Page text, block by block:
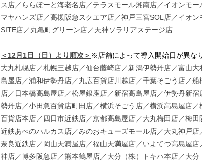
ス店／ららぽーと海老名店／テラスモール湘南店／イオンモ
マヤハンズ店／高槻阪急スクエア店／神戸三宮SOL店／イオ
SITE店／丸亀町グリーン店／天神ソラリアステージ店
＜12月1日（日）より順次＞ ※店舗によって導入開始日が異な
大丸札幌店／札幌三越店／仙台藤崎店／新潟伊勢丹店／富山
島屋店／浦和伊勢丹店／丸広百貨店川越店／千葉そごう店／船
店／日本橋高島屋店／松屋銀座店／新宿高島屋店／伊勢丹新
勢丹店／小田急百貨店町田店／横浜そごう店／横浜高島屋店
百貨店本店／四日市近鉄店／京都高島屋店／大丸梅田店／梅
近鉄あべのハルカス店／みのおキューズモール店／大丸神戸店
奈良近鉄店／岡山天満屋店／福山天満屋店／いよてつ高島屋
神店／博多阪急店／熊本鶴屋店／大分（株）トキハ本店／大